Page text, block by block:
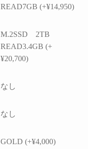
READ7GB (+¥14,950)
M.2SSD 2TB
READ3.4GB (+
¥20,700)
なし
なし
GOLD (+¥4,000)